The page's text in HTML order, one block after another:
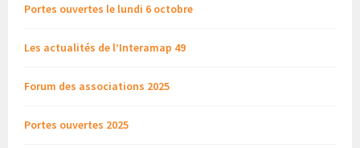
Portes ouvertes le lundi 6 octobre
Les actualités de l’Interamap 49
Forum des associations 2025
Portes ouvertes 2025